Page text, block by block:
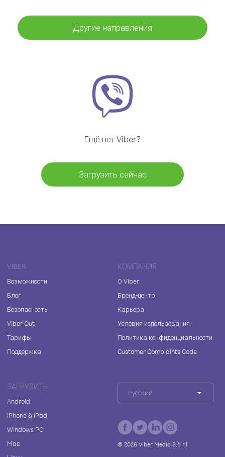
Другие направления
Ещё нет Viber?
Загрузить сейчас
VIBER
Возможности
Блог
Безопасность
Viber Out
Тарифы
Поддержка
КОМПАНИЯ
О Viber
Бренд-центр
Карьера
Условия использования
Политика конфиденциальности
Customer Complaints Code
ЗАГРУЗИТЬ
Android
iPhone & iPad
Windows PC
Mac
Русский
© 2026Viber Media S.à r.l.